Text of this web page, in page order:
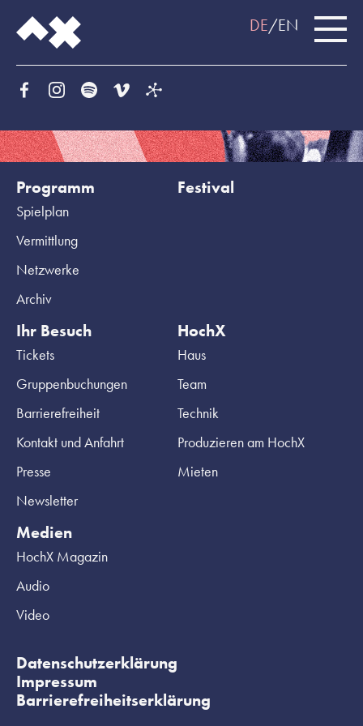
DE EN
Programm
Spielplan
Vermittlung
Netzwerke
Archiv
Festival
Ihr Besuch
Tickets
Gruppenbuchungen
Barrierefreiheit
Kontakt und Anfahrt
Presse
Newsletter
HochX
Haus
Team
Technik
Produzieren am HochX
Mieten
Medien
HochX Magazin
Audio
Video
Datenschutzerklärung
Impressum
Barrierefreiheitserklärung